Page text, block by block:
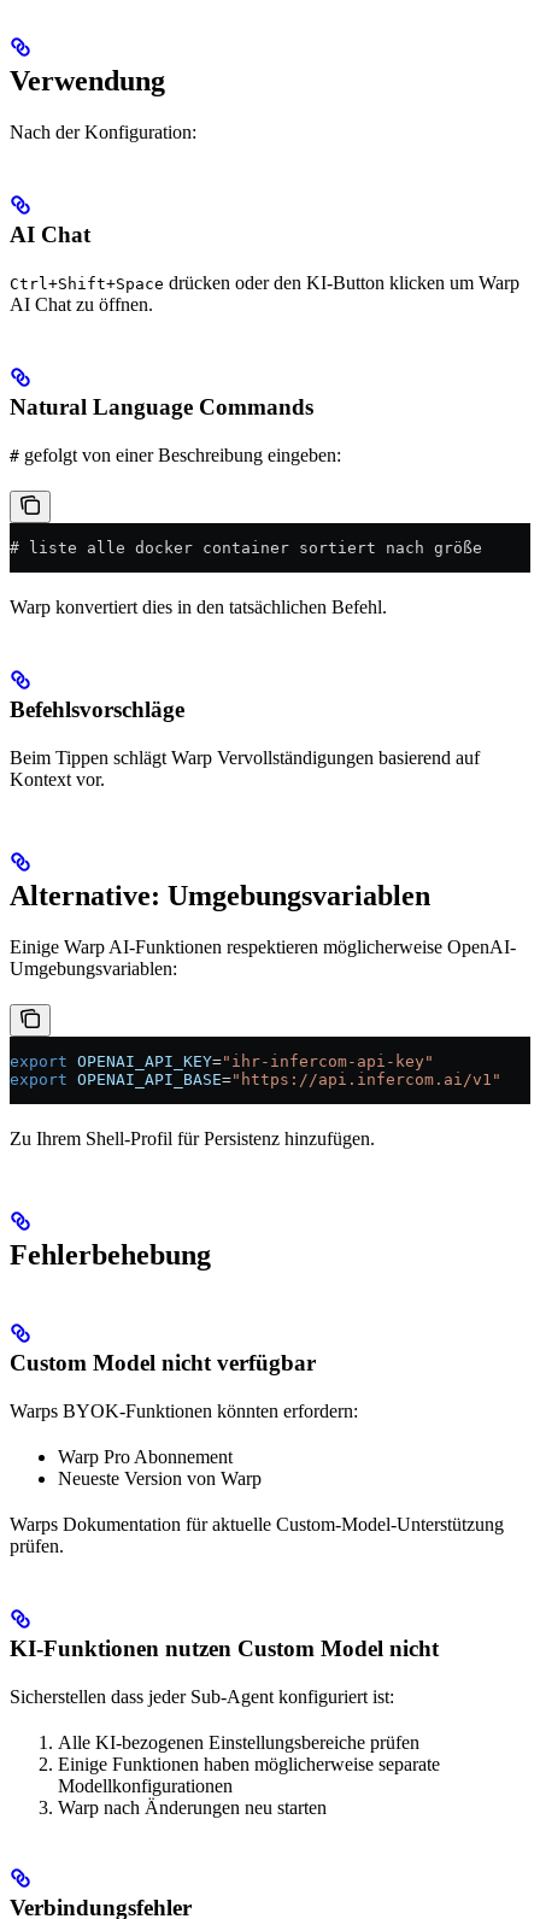
Verwendung
Nach der Konfiguration:
AI Chat
Ctrl+Shift+Space drücken oder den KI-Button klicken um Warp
AI Chat zu öffnen.
Natural Language Commands
# gefolgt von einer Beschreibung eingeben:
# liste alle docker container sortiert nach größe
Warp konvertiert dies in den tatsächlichen Befehl.
Befehlsvorschläge
Beim Tippen schlägt Warp Vervollständigungen basierend auf
Kontext vor.
Alternative: Umgebungsvariablen
Einige Warp AI-Funktionen respektieren möglicherweise OpenAI-
Umgebungsvariablen:
export OPENAI_API_KEY="ihr-infercom-api-key"
export OPENAI_API_BASE="https://api.infercom.ai/v1"
Zu Ihrem Shell-Profil für Persistenz hinzufügen.
Fehlerbehebung
Custom Model nicht verfügbar
Warps BYOK-Funktionen könnten erfordern:
Warp Pro Abonnement
Neueste Version von Warp
Warps Dokumentation für aktuelle Custom-Model-Unterstützung
prüfen.
KI-Funktionen nutzen Custom Model nicht
Sicherstellen dass jeder Sub-Agent konfiguriert ist:
Alle KI-bezogenen Einstellungsbereiche prüfen
Einige Funktionen haben möglicherweise separate
Modellkonfigurationen
Warp nach Änderungen neu starten
Verbindungsfehler